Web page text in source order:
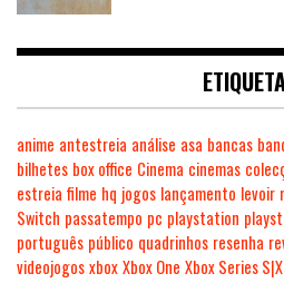
anime antestreia análise asa bancas
bilhetes box office Cinema cinemas
estreia filme hq jogos lançamento levoir
Switch passatempo pc playstation
português público quadrinhos resenha
videojogosxboxXbox One Xbox Series S|X